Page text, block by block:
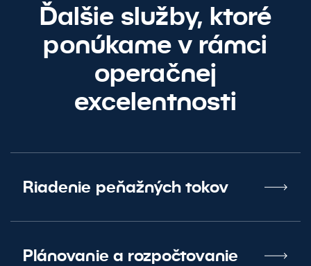
Ďalšie služby, ktoré
ponúkame v rámci
operačnej
excelentnosti
Riadenie peňažných tokov
Plánovanie a rozpočtovanie